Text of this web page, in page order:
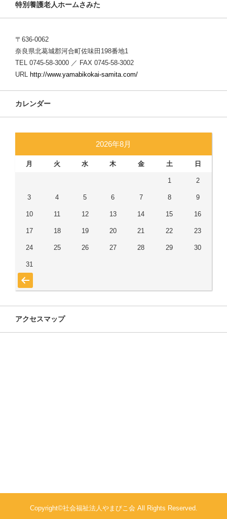
特別養護老人ホームさみた
〒636-0062
奈良県北葛城郡河合町佐味田198番地1
TEL 0745-58-3000 ／ FAX 0745-58-3002
URL http://www.yamabikokai-samita.com/
カレンダー
2026年8月
月 火 水 木 金 土 日
1 2
3 4 5 6 7 8 9
10 11 12 13 14 15 16
17 18 19 20 21 22 23
24 25 26 27 28 29 30
31
« 7月
アクセスマップ
Copyright©社会福祉法人やまびこ会 All Rights Reserved.